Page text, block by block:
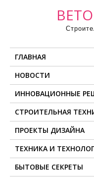
ГЛАВНАЯ
НОВОСТИ
ИННОВАЦИОННЫЕ
СТРОИТЕЛЬНАЯ
ПРОЕКТЫ ДИЗАЙНА
ТЕХНИКА И
БЫТОВЫЕ СЕКРЕТЫ